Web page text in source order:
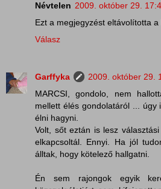
Névtelen 2009. október 29.
Ezt a megjegyzést eltávolította
Válasz
Garffyka
2009. október 29.
MARCSI, gondolo, nem
mellett élés gondolatáról ... úgy
élni hagyni.
Volt, sőt eztán is lesz
elkapcsoltál. Ennyi. Ha jól
álltak, hogy kötelező hallgatni.
Én sem rajongok egyik